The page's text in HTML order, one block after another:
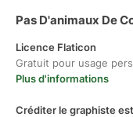
Pas D'animaux De
Licence Flaticon
Gratuit pour usage
Plus d'informations
Créditer le graphiste